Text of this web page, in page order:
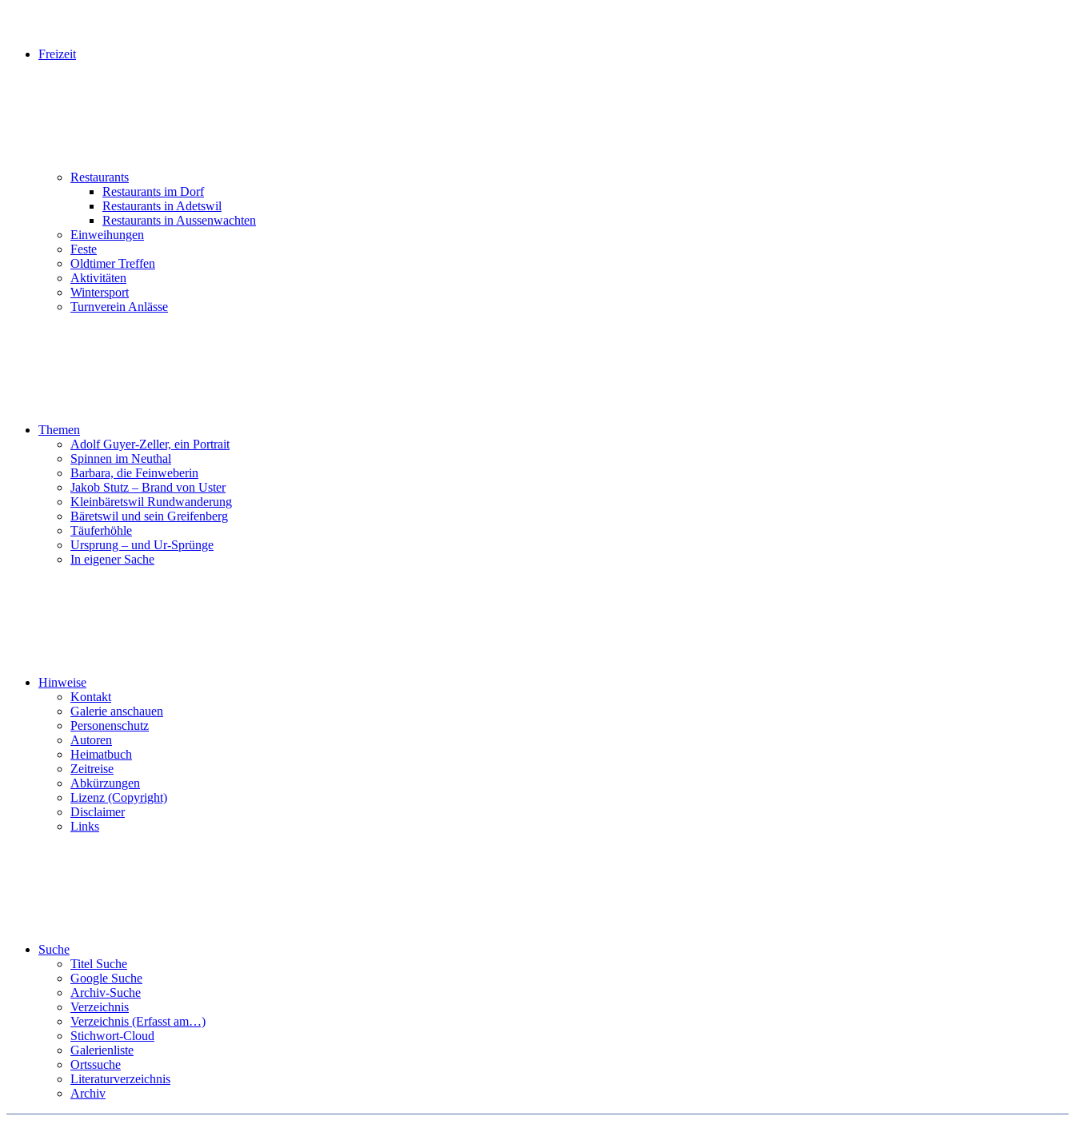
Freizeit
Restaurants
Restaurants im Dorf
Restaurants in Adetswil
Restaurants in Aussenwachten
Einweihungen
Feste
Oldtimer Treffen
Aktivitäten
Wintersport
Turnverein Anlässe
Themen
Adolf Guyer-Zeller, ein Portrait
Spinnen im Neuthal
Barbara, die Feinweberin
Jakob Stutz – Brand von Uster
Kleinbäretswil Rundwanderung
Bäretswil und sein Greifenberg
Täuferhöhle
Ursprung – und Ur-Sprünge
In eigener Sache
Hinweise
Kontakt
Galerie anschauen
Personenschutz
Autoren
Heimatbuch
Zeitreise
Abkürzungen
Lizenz (Copyright)
Disclaimer
Links
Suche
Titel Suche
Google Suche
Archiv-Suche
Verzeichnis
Verzeichnis (Erfasst am…)
Stichwort-Cloud
Galerienliste
Ortssuche
Literaturverzeichnis
Archiv